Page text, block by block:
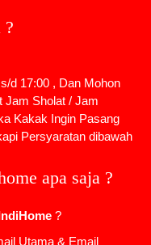
?
d 17:00 , Dan Mohon
Jam Sholat / Jam
Kakak Ingin Pasang
Persyaratan dibawah
apa saja ?
?
Utama & Email